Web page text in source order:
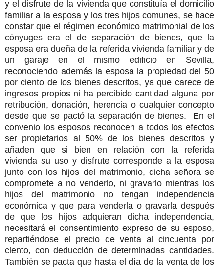
y el disfrute de la vivienda que constituía el domicilio
familiar a la esposa y los tres hijos comunes, se hace
constar que el régimen económico matrimonial de los
cónyuges era el de separación de bienes, que la
esposa era dueña de la referida vivienda familiar y de
un garaje en el mismo edificio en Sevilla,
reconociendo además la esposa la propiedad del 50
por ciento de los bienes descritos, ya que carece de
ingresos propios ni ha percibido cantidad alguna por
retribución, donación, herencia o cualquier concepto
desde que se pactó la separación de bienes. En el
convenio los esposos reconocen a todos los efectos
ser propietarios al 50% de los bienes descritos y
añaden que si bien en relación con la referida
vivienda su uso y disfrute corresponde a la esposa
junto con los hijos del matrimonio, dicha señora se
compromete a no venderlo, ni gravarlo mientras los
hijos del matrimonio no tengan independencia
económica y que para venderla o gravarla después
de que los hijos adquieran dicha independencia,
necesitará el consentimiento expreso de su esposo,
repartiéndose el precio de venta al cincuenta por
ciento, con deducción de determinadas cantidades.
También se pacta que hasta el día de la venta de los